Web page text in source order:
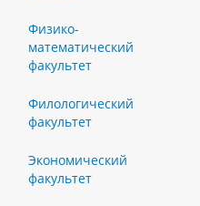
Физико-
математический
факультет
Филологический
факультет
Экономический
факультет